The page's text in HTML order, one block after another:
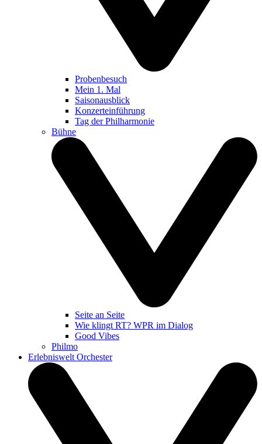
Probenbesuch
Mein 1. Mal
Saisonausblick
Konzerteinführung
Tag der Philharmonie
Bühne
Seite an Seite
Wie klingt RT? WPR im Dialog
Good Vibes
Philmo
Erlebniswelt Orchester